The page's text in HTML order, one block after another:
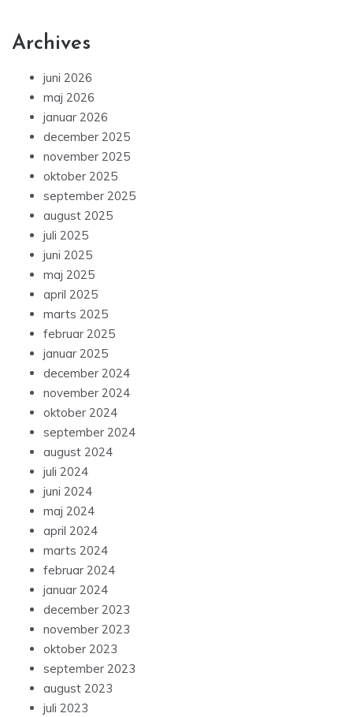
Archives
juni 2026
maj 2026
januar 2026
december 2025
november 2025
oktober 2025
september 2025
august 2025
juli 2025
juni 2025
maj 2025
april 2025
marts 2025
februar 2025
januar 2025
december 2024
november 2024
oktober 2024
september 2024
august 2024
juli 2024
juni 2024
maj 2024
april 2024
marts 2024
februar 2024
januar 2024
december 2023
november 2023
oktober 2023
september 2023
august 2023
juli 2023